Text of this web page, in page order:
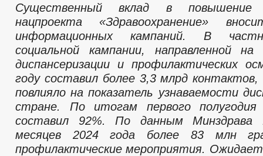
Существенный вклад в повышение
нацпроекта «Здравоохранение»
информационных кампаний. В
социальной кампании, направленной на
диспансеризации и профилактических
году составил более 3,3 млрд
повлияло на показатель узнаваемости
стране. По итогам первого
составил 92%. По данным Минздрава
месяцев 2024 года более 83 млн
профилактические мероприятия.